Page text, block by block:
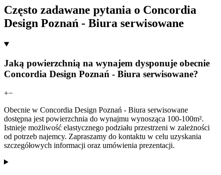
Często zadawane pytania o Concordia
Design Poznań - Biura serwisowane
Jaką powierzchnią na wynajem dysponuje obecnie
Concordia Design Poznań - Biura serwisowane?
+−
Obecnie w Concordia Design Poznań - Biura serwisowane
dostępna jest powierzchnia do wynajmu wynosząca 100-100m².
Istnieje możliwość elastycznego podziału przestrzeni w zależności
od potrzeb najemcy. Zapraszamy do kontaktu w celu uzyskania
szczegółowych informacji oraz umówienia prezentacji.